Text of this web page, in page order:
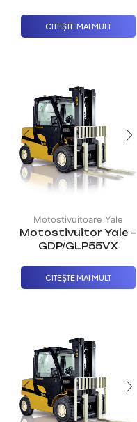
CITEȘTE MAI MULT
Motostivuitoare Yale
Motostivuitor Yale –
GDP/GLP55VX
CITEȘTE MAI MULT